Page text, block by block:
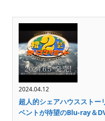
2024.04.12
超人的シェアハウスストー
ベントが待望のBlu-ray＆